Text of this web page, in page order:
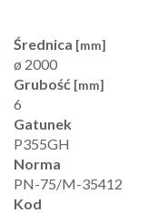
Średnica [mm]
ø 2000
Grubość [mm]
6
Gatunek
P355GH
Norma
PN-75/M-35412
Kod